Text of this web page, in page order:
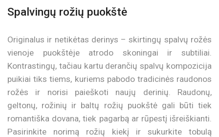
Spalvingų rožių puokštė
Originalus ir netikėtas derinys – skirtingų spalvų rožės
vienoje puokštėje atrodo skoningai ir subtiliai.
Kontrastingų, tačiau kartu derančių spalvų kompozicija
puikiai tiks tiems, kuriems pabodo tradicinės raudonos
rožės ir norisi paieškoti naujų derinių. Raudonų,
geltonų, rožinių ir baltų rožių puokštė gali būti tiek
romantiška dovana, tiek pagarbą ar rūpestį išreiškianti.
Pasirinkite norimą rožių kiekį ir sukurkite tobulą